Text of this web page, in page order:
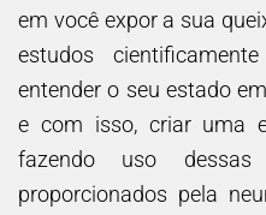
em você expor a sua
estudos
entender o seu estado
e com isso, criar uma
fazendo uso dessas
proporcionados pela